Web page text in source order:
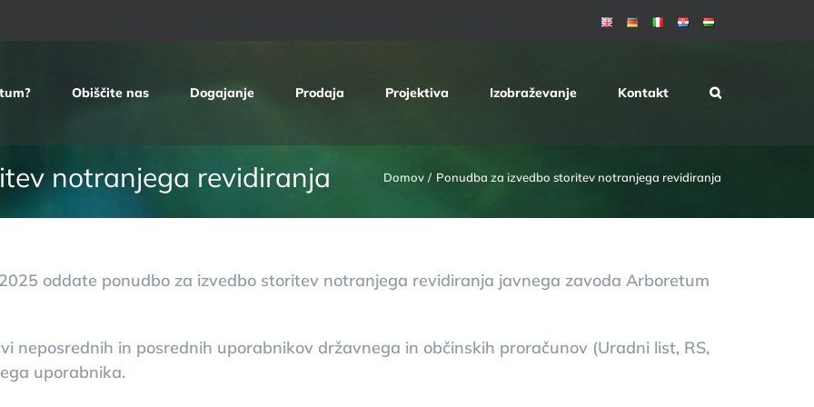
Obiščite nas Dogajanje Prodaja Projektiva Izobraževanje Kontakt
notranjega revidiranja Domov Ponudba za izvedbo storitev notranjega revidiranja
oddate ponudbo za izvedbo storitev notranjega revidiranja javnega zavoda Arboretum
neposrednih in posrednih uporabnikov državnega in občinskih proračunov (Uradni list, RS,
uporabnika.